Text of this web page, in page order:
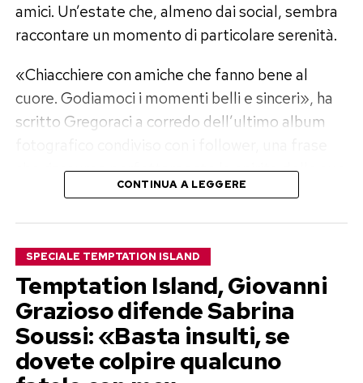
amici. Un’estate che, almeno dai social, sembra
raccontare un momento di particolare serenità.
«Chiacchiere con amiche che fanno bene al
cuore. Godiamoci i momenti belli e sinceri», ha
scritto Gregoraci a corredo dell’ultimo album
che riassume perfettamente lo spirito delle sue
vacanze.
gli amici
Nelle immagini pubblicate su Instagram la
protagonista assoluta è la Sardegna, da anni una
delle destinazioni preferite della showgirl.
CONTINUA A LEGGERE
SPECIALE TEMPTATION ISLAND
Temptation Island, Giovanni
Grazioso difende Sabrina
Soussi: «Basta insulti, se
dovete colpire qualcuno